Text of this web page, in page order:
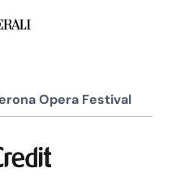
Opera Festival